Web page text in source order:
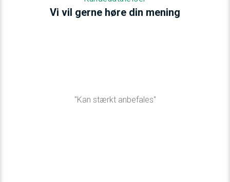
​Vi vil gerne høre din mening
"Kan stærkt anbefales"​